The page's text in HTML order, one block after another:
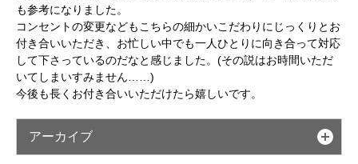
も参考になりました。
コンセントの変更などもこちらの細かいこだわりにじっくりとお
付き合いいただき、お忙しい中でも一人ひとりに向き合って対応
して下さっているのだなと感じました。(その説はお時間いただ
いてしまいすみません……)
今後も長くお付き合いいただけたら嬉しいです。
アーカイブ